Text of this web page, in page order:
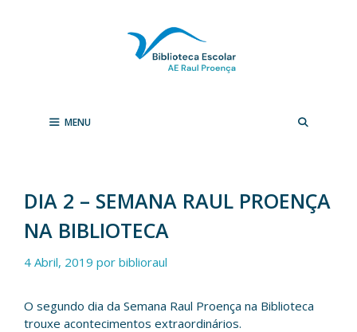
MENU
DIA 2 – SEMANA RAUL PROENÇA
NA BIBLIOTECA
4 Abril, 2019 por biblioraul
O segundo dia da Semana Raul Proença na Biblioteca
trouxe acontecimentos extraordinários.